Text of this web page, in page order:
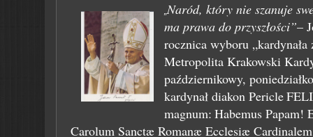
„Naród, który nie szanuje
ma prawa do przyszłości”–
rocznica wyboru
Metropolita Krakowski
październikowy,
kardynał diakon Pericle
magnum: Habemus Papam!
Carolum Sanctæ Romanæ Ecclesiæ